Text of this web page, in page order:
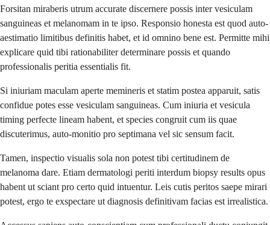
Forsitan miraberis utrum accurate discernere possis inter vesiculam
sanguineas et melanomam in te ipso. Responsio honesta est quod auto-
aestimatio limitibus definitis habet, et id omnino bene est. Permitte mihi
explicare quid tibi rationabiliter determinare possis et quando
professionalis peritia essentialis fit.
Si iniuriam maculam aperte memineris et statim postea apparuit, satis
confidue potes esse vesiculam sanguineas. Cum iniuria et vesicula
timing perfecte lineam habent, et species congruit cum iis quae
discuterimus, auto-monitio pro septimana vel sic sensum facit.
Tamen, inspectio visualis sola non potest tibi certitudinem de
melanoma dare. Etiam dermatologi periti interdum biopsy results opus
habent ut sciant pro certo quid intuentur. Leis cutis peritos saepe mirari
potest, ergo te exspectare ut diagnosis definitivam facias est irrealistica.